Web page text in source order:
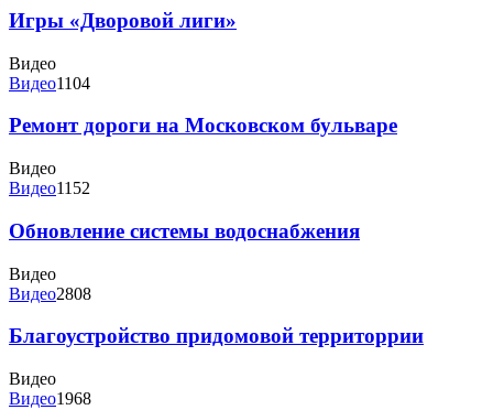
Игры «Дворовой лиги»
Видео
Видео1104
Ремонт дороги на Московском бульваре
Видео
Видео1152
Обновление системы водоснабжения
Видео
Видео2808
Благоустройство придомовой территоррии
Видео
Видео1968